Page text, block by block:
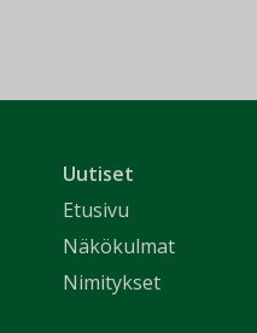
Uutiset
Etusivu
Näkökulmat
Nimitykset